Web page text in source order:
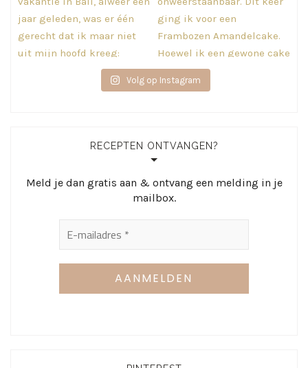
Volg op Instagram
RECEPTEN ONTVANGEN?
Meld je dan gratis aan & ontvang een melding in je
mailbox.